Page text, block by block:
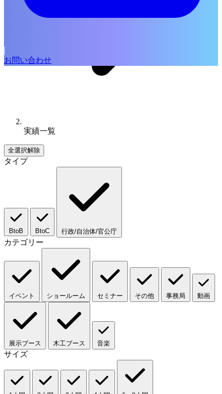
お問い合わせ
実績一覧
全選択解除
タイプ
BtoB BtoC 行政/自治体/官公庁
カテゴリー
イベント ショールーム セミナー その他 事務局 動画
展示ブース 木工ブース 音楽
サイズ